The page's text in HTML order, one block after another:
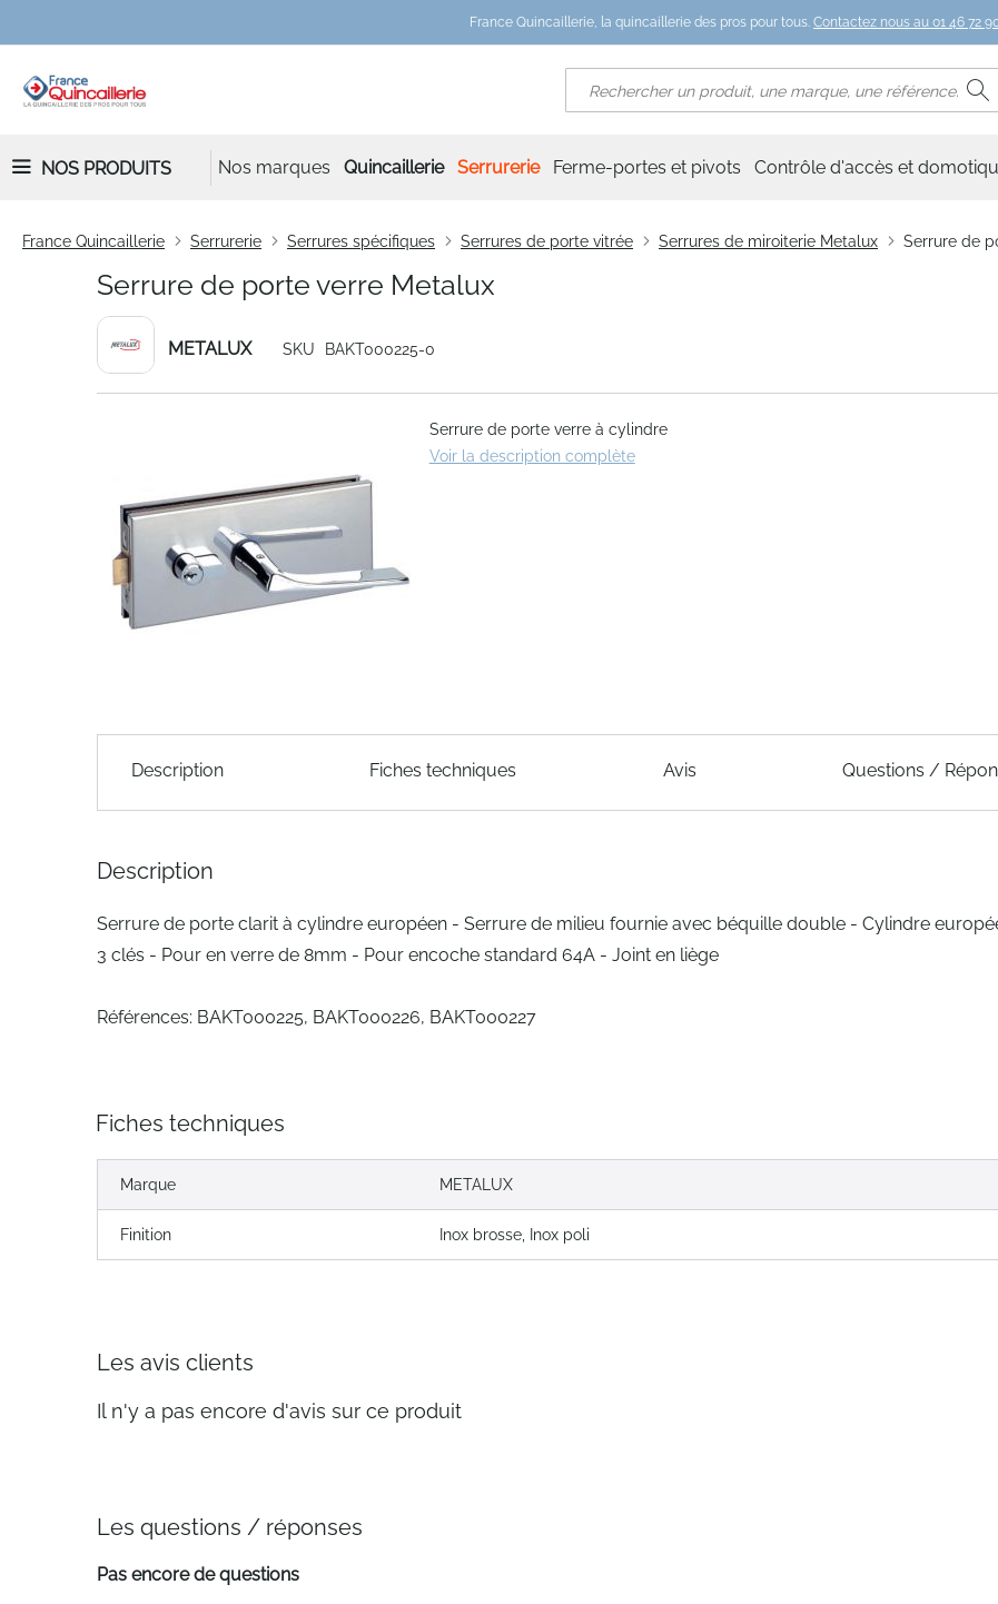
France Quincaillerie, la quincaillerie des pros pour tous. Contactez nous au 01 46 72
NOS PRODUITS Nos marques Quincaillerie Serrurerie Ferme-portes et pivots Contrôle d'accès et
France Quincaillerie Serrurerie Serrures spécifiques Serrures de porte vitrée Serrures de miroiterie Metalux Serrure de
Serrure de porte verre Metalux
METALUX SKU BAKT000225-0
the
images
gallery
the
images
Serrure de porte verre à cylindre
Voir la description complète
Description Fiches techniques Avis Questions /
Description
Serrure de porte clarit à cylindre européen - Serrure de milieu fournie avec béquille double - Cylindre
3 clés - Pour en verre de 8mm - Pour encoche standard 64A - Joint en liège
Références: BAKT000225, BAKT000226, BAKT000227
Fiches techniques
Marque METALUX
Finition Inox brosse, Inox poli
Les avis clients
Il n'y a pas encore d'avis sur ce produit
Les questions / réponses
Pas encore de questions